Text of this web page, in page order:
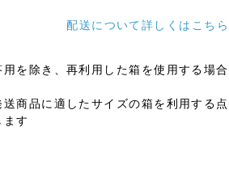
配送について詳しくはこちら
を除き、再利用した箱を使用する場合
商品に適したサイズの箱を利用する点
す